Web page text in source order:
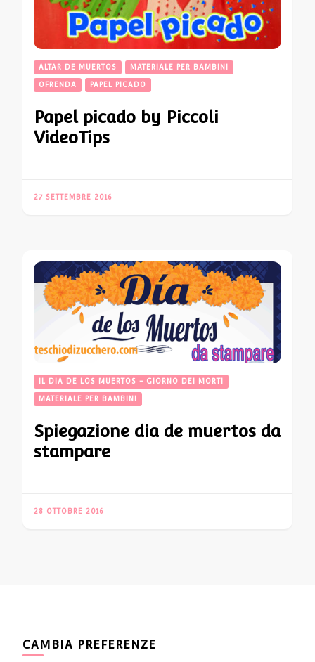
ALTAR DE MUERTOS MATERIALE PER BAMBINI
OFRENDA PAPEL PICADO
Papel picado by Piccoli
VideoTips
27 SETTEMBRE 2016
IL DIA DE LOS MUERTOS - GIORNO DEI MORTI
MATERIALE PER BAMBINI
Spiegazione dia de muertos da
stampare
28 OTTOBRE 2016
CAMBIA PREFERENZE